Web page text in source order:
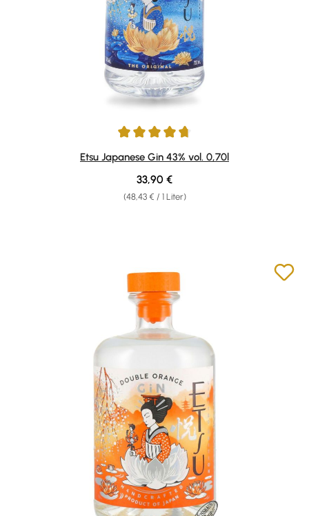
Durchschnittliche Bewertung von 4.78 von 5 Sternen
Etsu Japanese Gin 43% vol. 0,70l
(48,43 € / 1 Liter)
Regulärer Preis:
33,90 €